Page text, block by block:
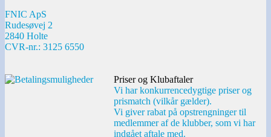
FNIC ApS
Rudesøvej 2
2840 Holte
CVR-nr.: 3125 6550
Priser og Klubaftaler
Vi har konkurrencedygtige priser og
prismatch (vilkår gælder).
Vi giver rabat på opstrengninger til
medlemmer af de klubber, som vi har
indgået aftale med.